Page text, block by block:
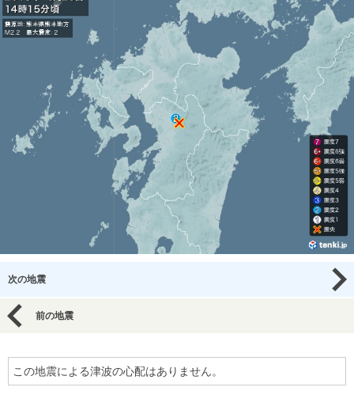
次の地震
前の地震
この地震による津波の心配はありません。